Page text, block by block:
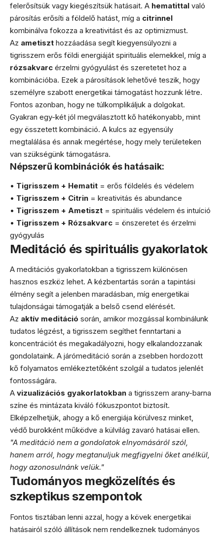
felerősítsük vagy kiegészítsük hatásait. A hematittal való
párosítás erősíti a földelő hatást, míg a citrinnel
kombinálva fokozza a kreativitást és az optimizmust.
Az ametiszt hozzáadása segít kiegyensúlyozni a
tigrisszem erős földi energiáját spirituális elemekkel, míg a
rózsakvarc érzelmi gyógyulást és szeretetet hoz a
kombinációba. Ezek a párosítások lehetővé teszik, hogy
személyre szabott energetikai támogatást hozzunk létre.
Fontos azonban, hogy ne túlkomplikáljuk a dolgokat.
Gyakran egy-két jól megválasztott kő hatékonyabb, mint
egy összetett kombináció. A kulcs az egyensúly
megtalálása és annak megértése, hogy mely területeken
van szükségünk támogatásra.
Népszerű kombinációk és hatásaik:
• Tigrisszem + Hematit = erős földelés és védelem
• Tigrisszem + Citrin = kreativitás és abundance
• Tigrisszem + Ametiszt = spirituális védelem és intuíció
• Tigrisszem + Rózsakvarc = önszeretet és érzelmi
gyógyulás
Meditáció és spirituális gyakorlatok
A meditációs gyakorlatokban a tigrisszem különösen
hasznos eszköz lehet. A kézbentartás során a tapintási
élmény segít a jelenben maradásban, míg energetikai
tulajdonságai támogatják a belső csend elérését.
Az aktív meditáció során, amikor mozgással kombinálunk
tudatos légzést, a tigrisszem segíthet fenntartani a
koncentrációt és megakadályozni, hogy elkalandozzanak
gondolataink. A járómeditáció során a zsebben hordozott
kő folyamatos emlékeztetőként szolgál a tudatos jelenlét
fontosságára.
A vizualizációs gyakorlatokban a tigrisszem arany-barna
színe és mintázata kiváló fókuszpontot biztosít.
Elképzelhetjük, ahogy a kő energiája körülvesz minket,
védő burokként működve a külvilág zavaró hatásai ellen.
"A meditáció nem a gondolatok elnyomásáról szól,
hanem arról, hogy megtanuljuk megfigyelni őket anélkül,
hogy azonosulnánk velük."
Tudományos megközelítés és
szkeptikus szempontok
Fontos tisztában lenni azzal, hogy a kövek energetikai
hatásairól szóló állítások nem rendelkeznek tudományos